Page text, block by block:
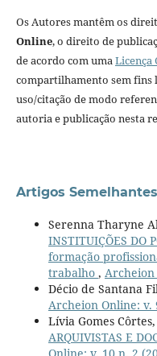
Os Autores mantêm os
Online, o direito de
de acordo com umaLicença
compartilhamento sem fins
uso/citação de modo
autoria e publicação nesta
Artigos Semelhantes
Serenna Tharyne
INSTITUIÇÕES DO
formação
trabalho , Archeion
Décio de Santana
Archeion Online: v.
Lívia Gomes
ARQUIVISTAS E